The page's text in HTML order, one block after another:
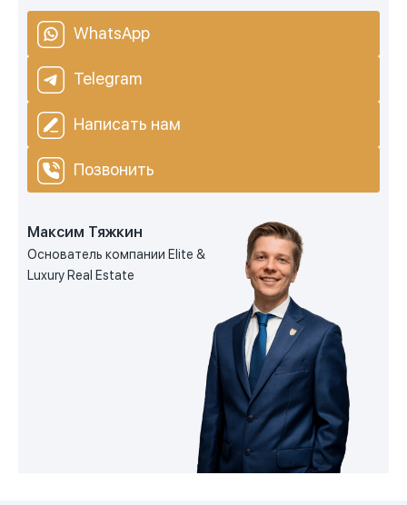
WhatsApp
Telegram
Написать нам
Позвонить
Максим Тяжкин
Основатель компании Elite &
Luxury Real Estate